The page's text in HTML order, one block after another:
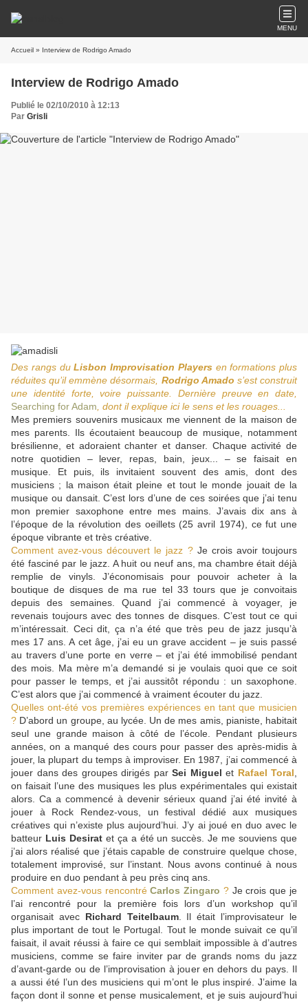
MENU
Accueil » Interview de Rodrigo Amado
Interview de Rodrigo Amado
Publié le 02/10/2010 à 12:13
Par Grisli
Des rangs duLisbon Improvisation Playersen formations plus
réduites qu’il emmène désormais, Rodrigo Amado s’est construit
une identité forte, voire puissante. Dernière preuve en date,
Searching for Adam , dont il explique ici le sens et les rouages...
Mes premiers souvenirs musicaux me viennent de la maison de
mes parents. Ils écoutaient beaucoup de musique, notamment
brésilienne, et adoraient chanter et danser. Chaque activité de
notre quotidien – lever, repas, bain, jeux... – se faisait en
musique. Et puis, ils invitaient souvent des amis, dont des
musiciens ; la maison était pleine et tout le monde jouait de la
musique ou dansait. C’est lors d’une de ces soirées que j’ai tenu
mon premier saxophone entre mes mains. J’avais dix ans à
l’époque de la révolution des oeillets (25 avril 1974), ce fut une
époque vibrante et très créative.
Comment avez-vous découvert le jazz ?Je crois avoir toujours
été fasciné par le jazz. A huit ou neuf ans, ma chambre était déjà
remplie de vinyls. J’économisais pour pouvoir acheter à la
boutique de disques de ma rue tel 33 tours que je convoitais
depuis des semaines. Quand j’ai commencé à voyager, je
revenais toujours avec des tonnes de disques. C’est tout ce qui
m’intéressait. Ceci dit, ça n’a été que très peu de jazz jusqu’à
mes 17 ans. A cet âge, j’ai eu un grave accident – je suis passé
au travers d’une porte en verre – et j’ai été immobilisé pendant
des mois. Ma mère m’a demandé si je voulais quoi que ce soit
pour passer le temps, et j’ai aussitôt répondu : un saxophone.
C’est alors que j’ai commencé à vraiment écouter du jazz.
Quelles ont-été vos premières expériences en tant que musicien
? D’abord un groupe, au lycée. Un de mes amis, pianiste, habitait
seul une grande maison à côté de l’école. Pendant plusieurs
années, on a manqué des cours pour passer des après-midis à
jouer, la plupart du temps à improviser. En 1987, j’ai commencé à
jouer dans des groupes dirigés par Sei Miguel et Rafael Toral
on faisait l’une des musiques les plus expérimentales qui existait
alors. Ca a commencé à devenir sérieux quand j’ai été invité à
jouer à Rock Rendez-vous, un festival dédié aux musiques
créatives qui n’existe plus aujourd’hui. J’y ai joué en duo avec le
batteur Luis Desiratet ça a été un succès. Je me souviens que
j’ai alors réalisé que j’étais capable de construire quelque chose,
totalement improvisé, sur l’instant. Nous avons continué à nous
produire en duo pendant à peu près cinq ans.
Comment avez-vous rencontréCarlos Zingaro ?Je crois que je
l’ai rencontré pour la première fois lors d’un workshop qu’il
organisait avec Richard Teitelbaum. Il était l’improvisateur le
plus important de tout le Portugal. Tout le monde suivait ce qu’il
faisait, il avait réussi à faire ce qui semblait impossible à d’autres
musiciens, comme se faire inviter par de grands noms du jazz
d’avant-garde ou de l’improvisation à jouer en dehors du pays. Il
a aussi été l’un des musiciens qui m’ont le plus inspiré. J’aime la
façon dont il sonne et pense musicalement, et je suis aujourd’hui